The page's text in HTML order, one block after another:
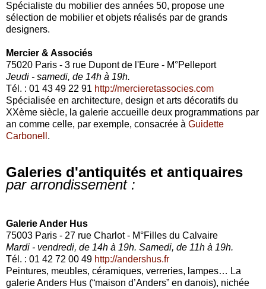
Spécialiste du mobilier des années 50, propose une
sélection de mobilier et objets réalisés par de grands
designers.
Mercier & Associés
75020 Paris - 3 rue Dupont de l'Eure - M°Pelleport
Jeudi - samedi, de 14h à 19h.
Tél. : 01 43 49 22 91 http://mercieretassocies.com
Spécialisée en architecture, design et arts décoratifs du
XXème siècle, la galerie accueille deux programmations par
an comme celle, par exemple, consacrée à Guidette
Carbonell .
Galeries d'antiquités et antiquaires
par arrondissement :
Galerie Ander Hus
75003 Paris - 27 rue Charlot - M°Filles du Calvaire
Mardi - vendredi, de 14h à 19h. Samedi, de 11h à 19h.
Tél. : 01 42 72 00 49 http://andershus.fr
Peintures, meubles, céramiques, verreries, lampes… La
galerie Anders Hus (“maison d’Anders” en danois), nichée